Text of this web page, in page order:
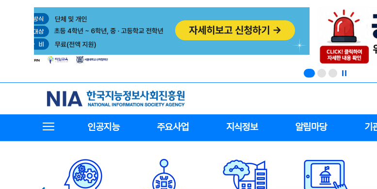
한국지능정보사회진흥원
인공지능 주요사업 지식정보 알림마당 기
한국지능정보사회진흥원 주요사업